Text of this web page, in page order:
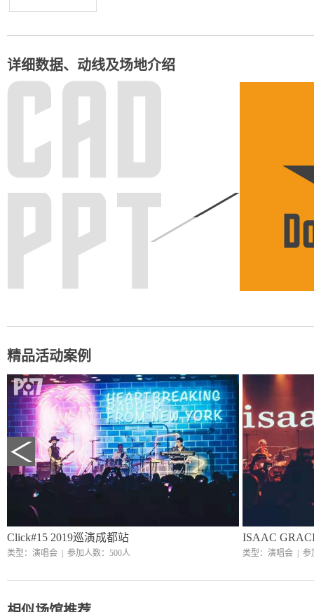
详细数据、动线及场地介绍
精品活动案例
Click#15 2019巡演成都站
类型：演唱会 参加人数：500人
ISAAC
类型：演唱会 参